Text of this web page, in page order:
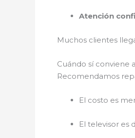
Atención
Muchos clientes
Cuándo sí conviene
Recomendamos
El costo es
El televisor es